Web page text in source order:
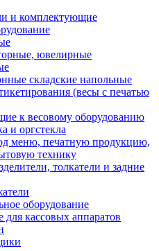
и комплектующие
ювелирные
складские напольные
(весы с печатью
к весовому оборудованию
и оргстекла
меню, печатную продукцию,
технику
толкатели и задние
оборудование
кассовых аппаратов